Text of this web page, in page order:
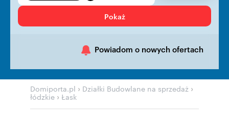
Pokaż
Powiadom o nowych ofertach
Domiporta.pl › Działki Budowlane na sprzedaż ›
łódzkie › Łask